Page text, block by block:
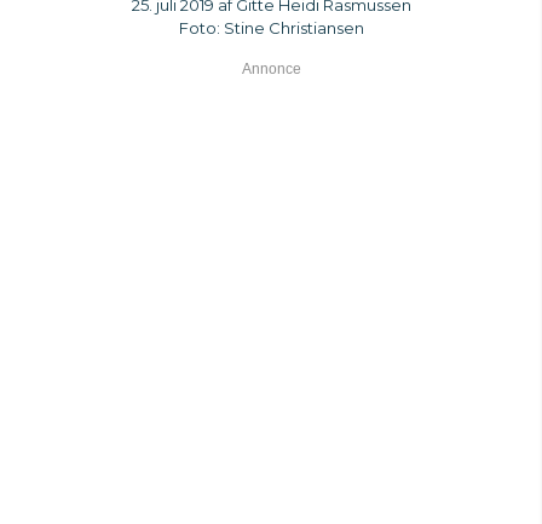
25. juli 2019 af Gitte Heidi Rasmussen
Foto: Stine Christiansen